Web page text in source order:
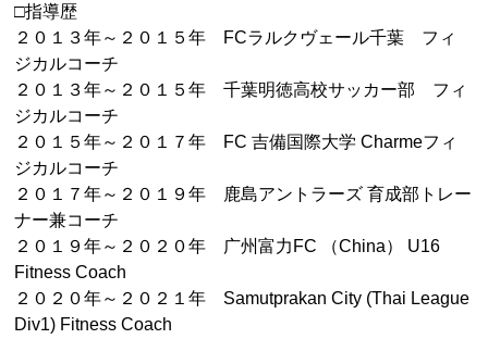
□指導歴
２０１３年～２０１５年 FCラルクヴェール千葉 フィ
ジカルコーチ
２０１３年～２０１５年 千葉明徳高校サッカー部 フィ
ジカルコーチ
２０１５年～２０１７年 FC吉備国際大学 Charmeフィ
ジカルコーチ
２０１７年～２０１９年 鹿島アントラーズ 育成部トレー
ナー兼コーチ
２０１９年～２０２０年 广州富力FC （China）
U16
Fitness Coach
２０２０年～２０２１年 Samutprakan City (Thai League
Div1) Fitness Coach